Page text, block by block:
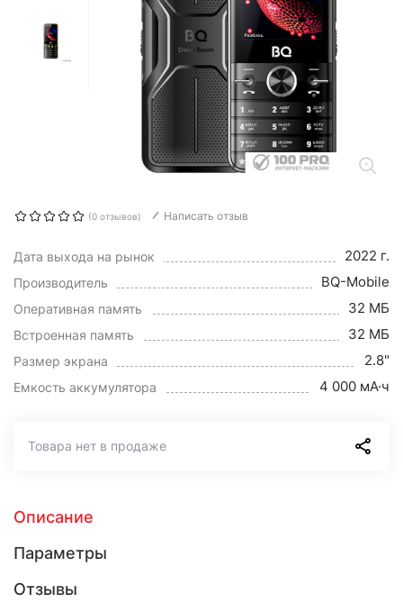
(0 отзывов) Написать отзыв
Дата выхода на рынок 2022 г.
Производитель BQ-Mobile
Оперативная память 32 МБ
Встроенная память 32 МБ
Размер экрана 2.8"
Емкость аккумулятора 4 000 мА·ч
Товара нет в продаже
Описание
Параметры
Отзывы